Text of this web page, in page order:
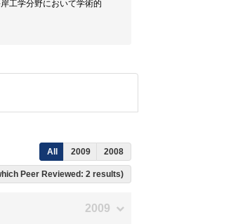
工学分野において学術的
All 2009 2008
Peer Reviewed: 2 results)
2009